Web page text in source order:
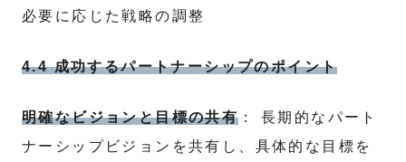
必要に応じた戦略の調整
4.4 成功するパートナーシップのポイント
明確なビジョンと目標の共有 ： 長期的なパート
ナーシップビジョンを共有し、具体的な目標を